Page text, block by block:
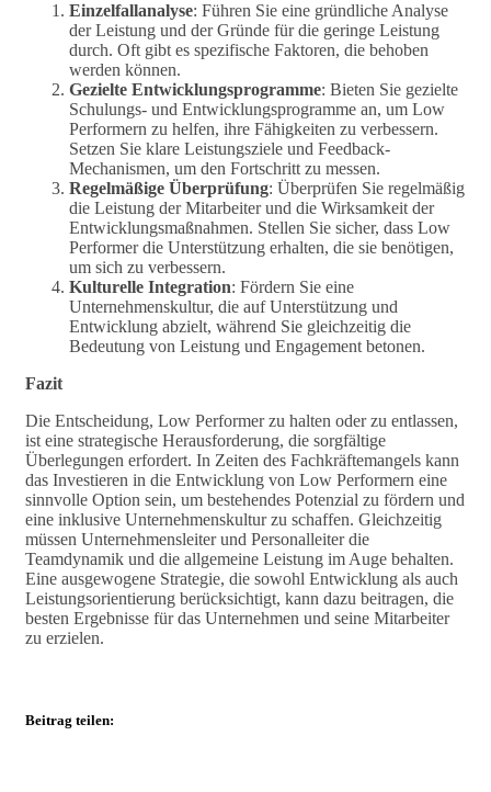
Einzelfallanalyse: Führen Sie eine gründliche Analyse
der Leistung und der Gründe für die geringe Leistung
durch. Oft gibt es spezifische Faktoren, die behoben
werden können.
Gezielte Entwicklungsprogramme: Bieten Sie gezielte
Schulungs- und Entwicklungsprogramme an, um Low
Performern zu helfen, ihre Fähigkeiten zu verbessern.
Setzen Sie klare Leistungsziele und Feedback-
Mechanismen, um den Fortschritt zu messen.
Regelmäßige Überprüfung: Überprüfen Sie regelmäßig
die Leistung der Mitarbeiter und die Wirksamkeit der
Entwicklungsmaßnahmen. Stellen Sie sicher, dass Low
Performer die Unterstützung erhalten, die sie benötigen,
um sich zu verbessern.
Kulturelle Integration: Fördern Sie eine
Unternehmenskultur, die auf Unterstützung und
Entwicklung abzielt, während Sie gleichzeitig die
Bedeutung von Leistung und Engagement betonen.
Fazit
Die Entscheidung, Low Performer zu halten oder zu entlassen,
ist eine strategische Herausforderung, die sorgfältige
Überlegungen erfordert. In Zeiten des Fachkräftemangels kann
das Investieren in die Entwicklung von Low Performern eine
sinnvolle Option sein, um bestehendes Potenzial zu fördern und
eine inklusive Unternehmenskultur zu schaffen. Gleichzeitig
müssen Unternehmensleiter und Personalleiter die
Teamdynamik und die allgemeine Leistung im Auge behalten.
Eine ausgewogene Strategie, die sowohl Entwicklung als auch
Leistungsorientierung berücksichtigt, kann dazu beitragen, die
besten Ergebnisse für das Unternehmen und seine Mitarbeiter
zu erzielen.
Beitrag teilen: